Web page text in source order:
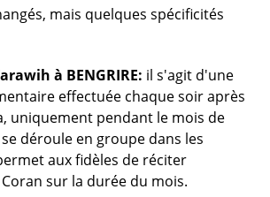
mais quelques spécificités
à BENGRIRE: il s'agit d'une
effectuée chaque soir après
uniquement pendant le mois de
déroule en groupe dans les
aux fidèles de réciter
sur la durée du mois.